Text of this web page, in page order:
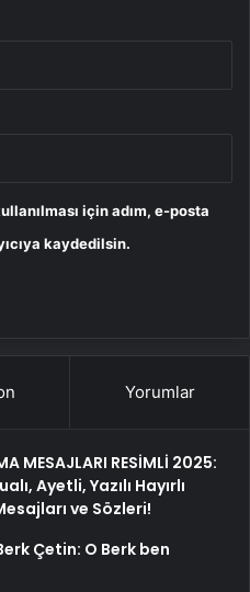
için adım, e-posta
kaydedilsin.
Yorumlar
MESAJLARI RESİMLİ 2025:
Ayetli, Yazılı Hayırlı
ve Sözleri!
Çetin: O Berk ben